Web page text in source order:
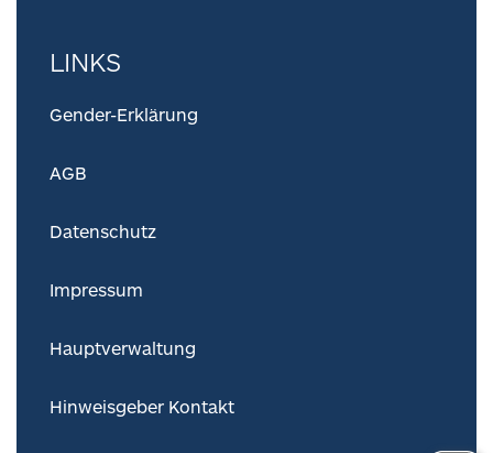
LINKS
Gender-Erklärung
AGB
Datenschutz
Impressum
Hauptverwaltung
Hinweisgeber Kontakt